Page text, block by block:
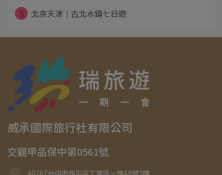
5
北京天津｜古北水鎮七日遊
威承國際旅行社有限公司
交觀甲品保中第0561號